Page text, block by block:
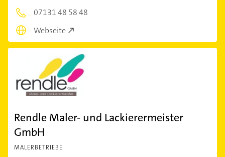
07131 48 58 48
Webseite
Rendle Maler- und Lackierermeister
GmbH
MALERBETRIEBE